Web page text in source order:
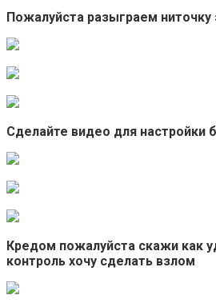
Пожалуйста разыграем ниточку
Сделайте видео для настройки
Кредом пожалуйста скажи как
контроль хочу сделать взлом